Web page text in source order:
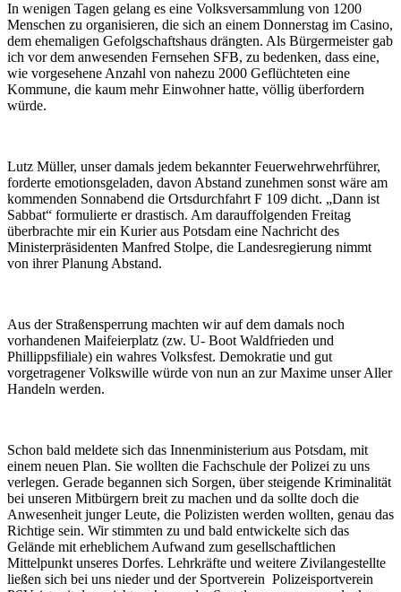
In wenigen Tagen gelang es eine Volksversammlung von 1200
Menschen zu organisieren, die sich an einem Donnerstag im Casino,
dem ehemaligen Gefolgschaftshaus drängten. Als Bürgermeister gab
ich vor dem anwesenden Fernsehen SFB, zu bedenken, dass eine,
wie vorgesehene Anzahl von nahezu 2000 Geflüchteten eine
Kommune, die kaum mehr Einwohner hatte, völlig überfordern
würde.
Lutz Müller, unser damals jedem bekannter Feuerwehrwehrführer,
forderte emotionsgeladen, davon Abstand zunehmen sonst wäre am
kommenden Sonnabend die Ortsdurchfahrt F 109 dicht. „Dann ist
Sabbat“ formulierte er drastisch. Am darauffolgenden Freitag
überbrachte mir ein Kurier aus Potsdam eine Nachricht des
Ministerpräsidenten Manfred Stolpe, die Landesregierung nimmt
von ihrer Planung Abstand.
Aus der Straßensperrung machten wir auf dem damals noch
vorhandenen Maifeierplatz (zw. U- Boot Waldfrieden und
Phillippsfiliale) ein wahres Volksfest. Demokratie und gut
vorgetragener Volkswille würde von nun an zur Maxime unser Aller
Handeln werden.
Schon bald meldete sich das Innenministerium aus Potsdam, mit
einem neuen Plan. Sie wollten die Fachschule der Polizei zu uns
verlegen. Gerade begannen sich Sorgen, über steigende Kriminalität
bei unseren Mitbürgern breit zu machen und da sollte doch die
Anwesenheit junger Leute, die Polizisten werden wollten, genau das
Richtige sein. Wir stimmten zu und bald entwickelte sich das
Gelände mit erheblichem Aufwand zum gesellschaftlichen
Mittelpunkt unseres Dorfes. Lehrkräfte und weitere Zivilangestellte
ließen sich bei uns nieder und der Sportverein Polizeisportverein